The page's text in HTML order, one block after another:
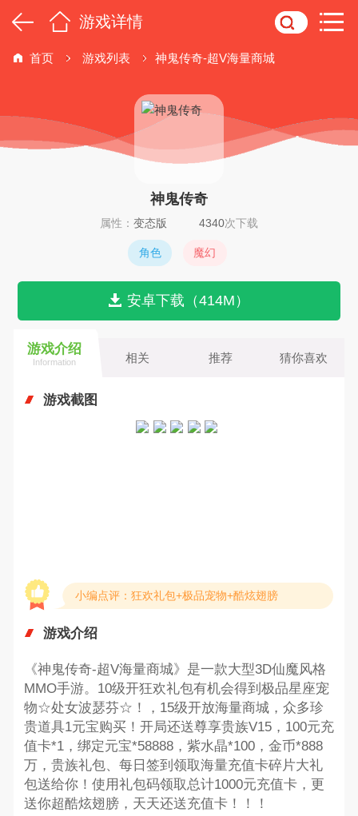
游戏详情
首页 游戏列表 神鬼传奇-超V海量商城
神鬼传奇
属性： 变态版 4340次下载
角色 魔幻
安卓下载（414M）
游戏介绍
Information 相关 推荐 猜你喜欢
游戏截图
小编点评：狂欢礼包+极品宠物+酷炫翅膀
游戏介绍
《神鬼传奇-超V海量商城》是一款大型3D仙魔风格
MMO手游。10级开狂欢礼包有机会得到极品星座宠
物☆处女波瑟芬☆！，15级开放海量商城，众多珍
贵道具1元宝购买！开局还送尊享贵族V15，100元充
值卡*1，绑定元宝*58888，紫水晶*100，金币*888
万，贵族礼包、每日签到领取海量充值卡碎片大礼
包送给你！使用礼包码领取总计1000元充值卡，更
送你超酷炫翅膀，天天还送充值卡！！！